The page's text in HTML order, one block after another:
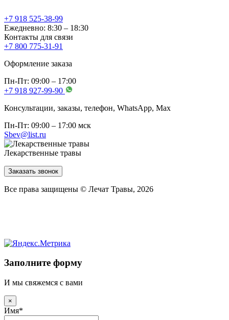
+7 918 525-38-99
Ежедневно: 8:30 – 18:30
Контакты для связи
+7 800 775-31-91
Оформление заказа
Пн-Пт: 09:00 – 17:00
+7 918 927-99-90
Консультации, заказы, телефон, WhatsApp, Мах
Пн-Пт: 09:00 – 17:00 мск
Sbev@list.ru
Лекарственные травы
Заказать звонок
Все права защищены © Лечат Травы, 2026
Заполните форму
И мы свяжемся с вами
×
Имя*